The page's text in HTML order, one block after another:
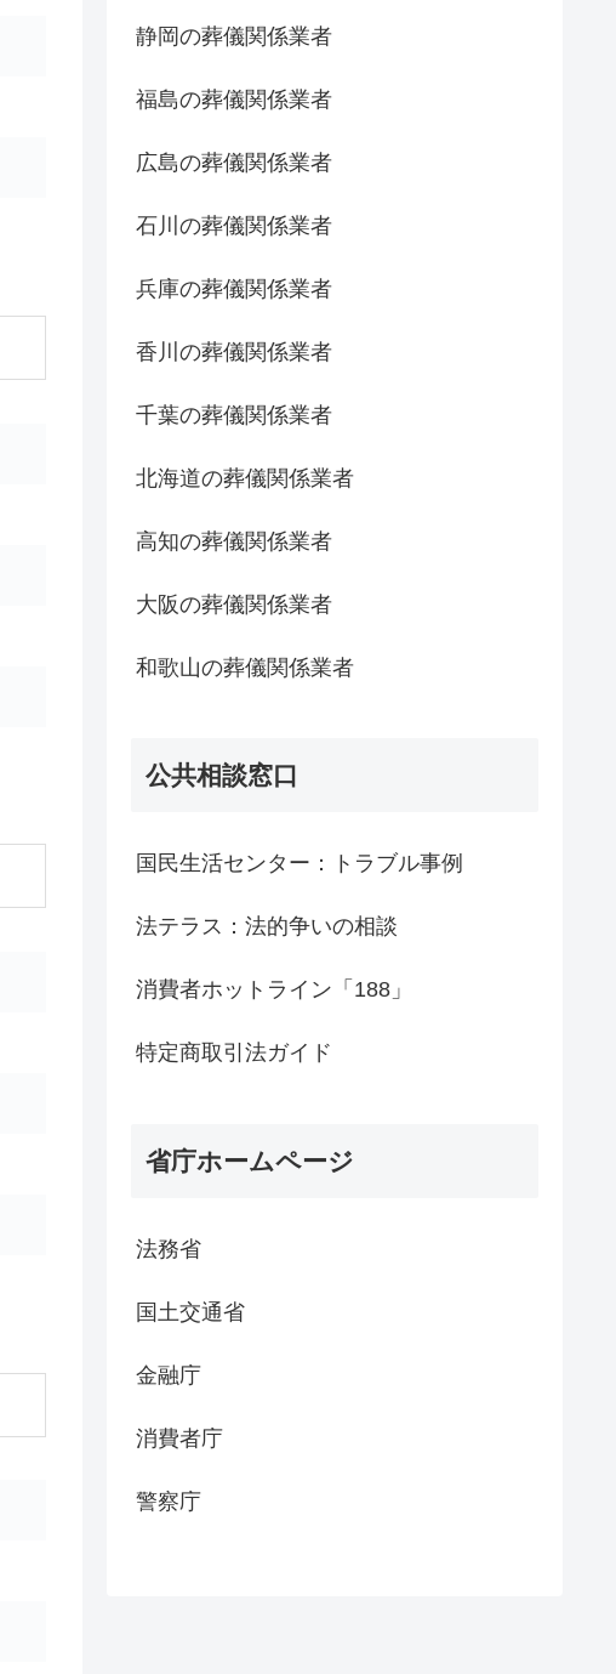
静岡の葬儀関係業者
福島の葬儀関係業者
広島の葬儀関係業者
石川の葬儀関係業者
兵庫の葬儀関係業者
香川の葬儀関係業者
千葉の葬儀関係業者
北海道の葬儀関係業者
高知の葬儀関係業者
大阪の葬儀関係業者
和歌山の葬儀関係業者
公共相談窓口
国民生活センター：トラブル事例
法テラス：法的争いの相談
消費者ホットライン「188」
特定商取引法ガイド
省庁ホームページ
法務省
国土交通省
金融庁
消費者庁
警察庁